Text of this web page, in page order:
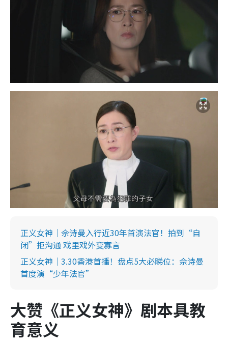
正义女神｜佘诗曼入行近30年首演法官！拍到“自
闭”拒沟通 戏里戏外变寡言
正义女神｜3.30香港首播！盘点5大必睇位：佘诗曼
首度演“少年法官”
大赞《正义女神》剧本具教
育意义